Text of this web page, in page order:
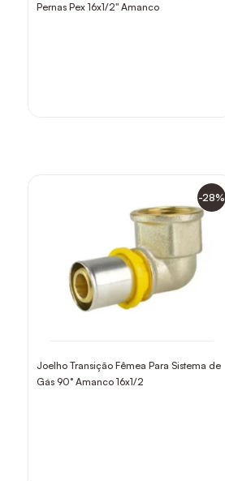
Pernas Pex 16x1/2" Amanco
-28%
Joelho Transição Fêmea Para Sistema de
Gás 90° Amanco 16x1/2